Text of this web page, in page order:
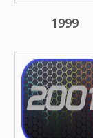
1999